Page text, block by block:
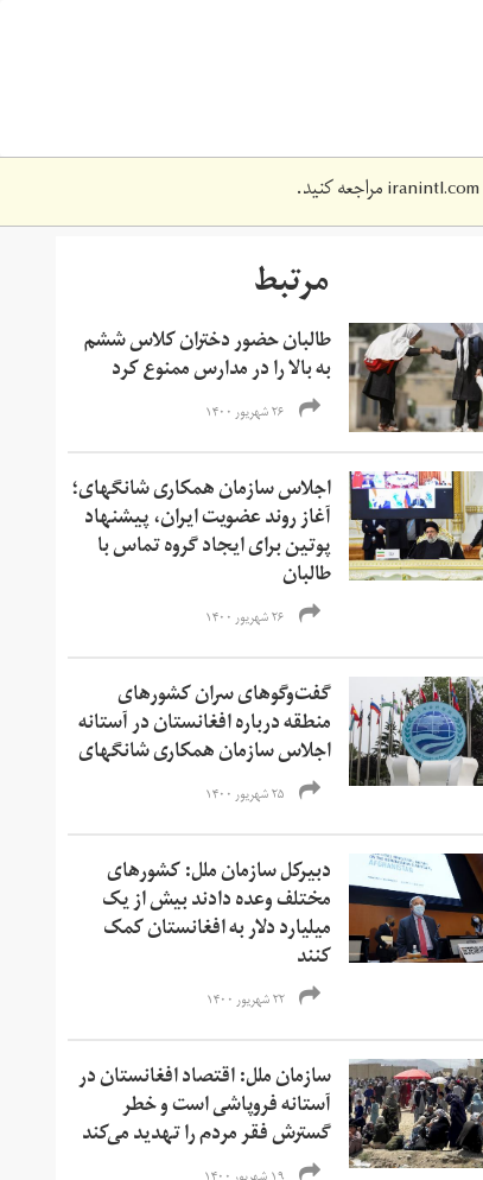
iranintl.comمراجعه کنید.
مرتبط
طالبان حضور دختران کلاس ششم
به بالا را در مدارس ممنوع کرد
۲۶ شهریور ۱۴۰۰
اجلاس سازمان همکاری شانگهای؛
آغاز روند عضویت ایران، پیشنهاد
پوتین برای ایجاد گروه تماس با
طالبان
۲۶ شهریور ۱۴۰۰
گفت‌وگوهای سران کشورهای
منطقه درباره افغانستان در آستانه
اجلاس سازمان همکاری شانگهای
۲۵ شهریور ۱۴۰۰
دبیرکل سازمان ملل: کشورهای
مختلف وعده دادند بیش از یک
میلیارد دلار به افغانستان کمک
کنند
۲۲ شهریور ۱۴۰۰
سازمان ملل: اقتصاد افغانستان در
آستانه فروپاشی است و خطر
گسترش فقر مردم را تهدید می‌کند